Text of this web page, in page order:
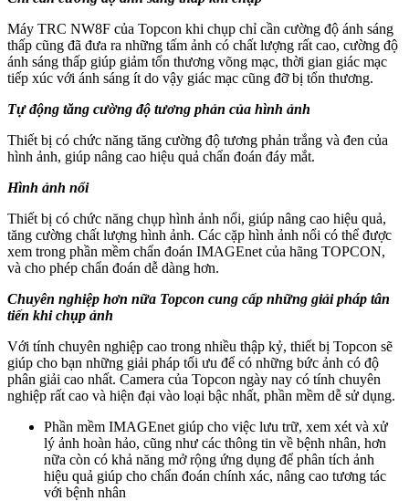
Máy TRC NW8F của Topcon khi chụp chỉ cần cường độ ánh sáng
thấp cũng đã đưa ra những tấm ảnh có chất lượng rất cao, cường độ
ánh sáng thấp giúp giảm tổn thương võng mạc, thời gian giác mạc
tiếp xúc với ánh sáng ít do vậy giác mạc cũng đỡ bị tổn thương.
Tự động tăng cường độ tương phản của hình ảnh
Thiết bị có chức năng tăng cường độ tương phản trắng và đen của
hình ảnh, giúp nâng cao hiệu quả chẩn đoán đáy mắt.
Hình ảnh nổi
Thiết bị có chức năng chụp hình ảnh nổi, giúp nâng cao hiệu quả,
tăng cường chất lượng hình ảnh. Các cặp hình ảnh nổi có thể được
xem trong phần mềm chẩn đoán IMAGEnet của hãng TOPCON,
và cho phép chẩn đoán dễ dàng hơn.
Chuyên nghiệp hơn nữa Topcon cung cấp những giải pháp tân
tiến khi chụp ảnh
Với tính chuyên nghiệp cao trong nhiều thập kỷ, thiết bị Topcon sẽ
giúp cho bạn những giải pháp tối ưu để có những bức ảnh có độ
phân giải cao nhất. Camera của Topcon ngày nay có tính chuyên
nghiệp rất cao và hiện đại vào loại bậc nhất, phần mềm dễ sử dụng.
Phần mềm IMAGEnet giúp cho việc lưu trữ, xem xét và xử
lý ảnh hoàn hảo, cũng như các thông tin về bệnh nhân, hơn
nữa còn có khả năng mở rộng ứng dụng để phân tích ảnh
hiệu quả giúp cho chẩn đoán chính xác, nâng cao tương tác
với bệnh nhân